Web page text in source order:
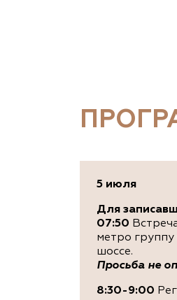
5 июля
Для
07:50
метро
шоссе.
Просьба не
8:30-9:00